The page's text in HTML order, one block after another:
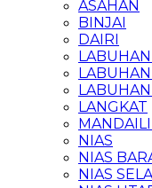
ASAHAN
BINJAI
DAIRI
LANGKAT
NIAS
NIAS
NIAS